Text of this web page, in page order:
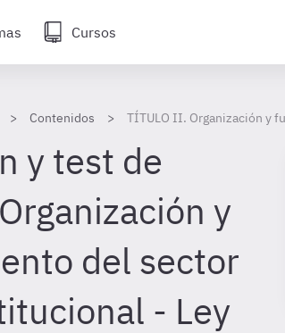
Cursos
Contenidos TÍTULO II. Organización y
y test de
y
del sector
- Ley